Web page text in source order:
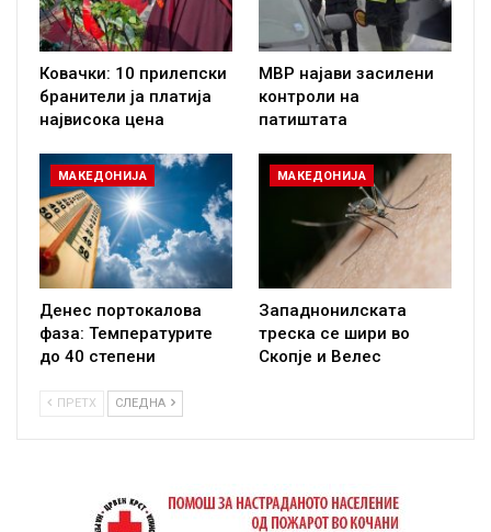
Ковачки: 10 прилепски
бранители ја платија
највисока цена
МВР најави засилени
контроли на
патиштата
МАКЕДОНИЈА
Денес портокалова
фаза: Температурите
до 40 степени
МАКЕДОНИЈА
Западнонилската
треска се шири во
Скопје и Велес
ПРЕТХ СЛЕДНА